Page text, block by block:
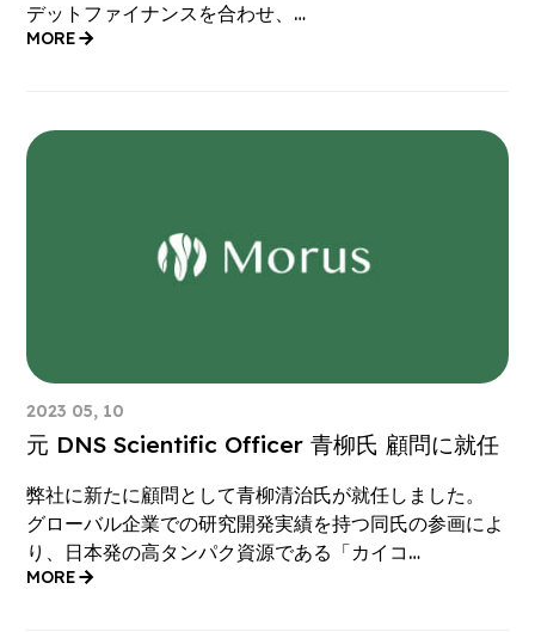
デットファイナンスを合わせ、…
MORE
2023 05, 10
元 DNS Scientific Officer 青柳氏 顧問に就任
弊社に新たに顧問として青柳清治氏が就任しました。
グローバル企業での研究開発実績を持つ同氏の参画によ
り、日本発の高タンパク資源である「カイコ…
MORE